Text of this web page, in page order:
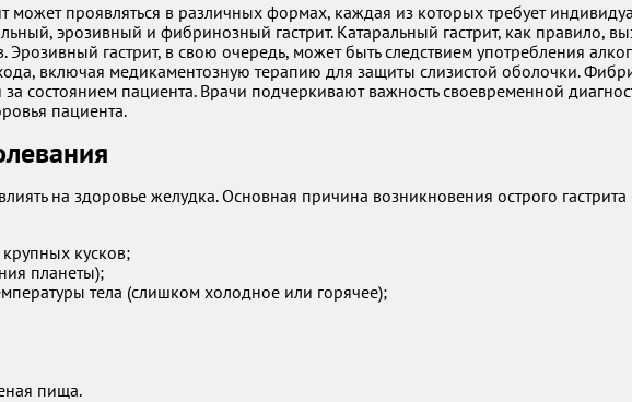
может проявляться в различных формах, каждая из которых требует
эрозивный и фибринозный гастрит. Катаральный гастрит, как правило,
Эрозивный гастрит, в свою очередь, может быть следствием употребления
включая медикаментозную терапию для защиты слизистой оболочки.
за состоянием пациента. Врачи подчеркивают важность своевременной
пациента.
на здоровье желудка. Основная причина возникновения острого
кусков;
планеты);
тела (слишком холодное или горячее);
пища.